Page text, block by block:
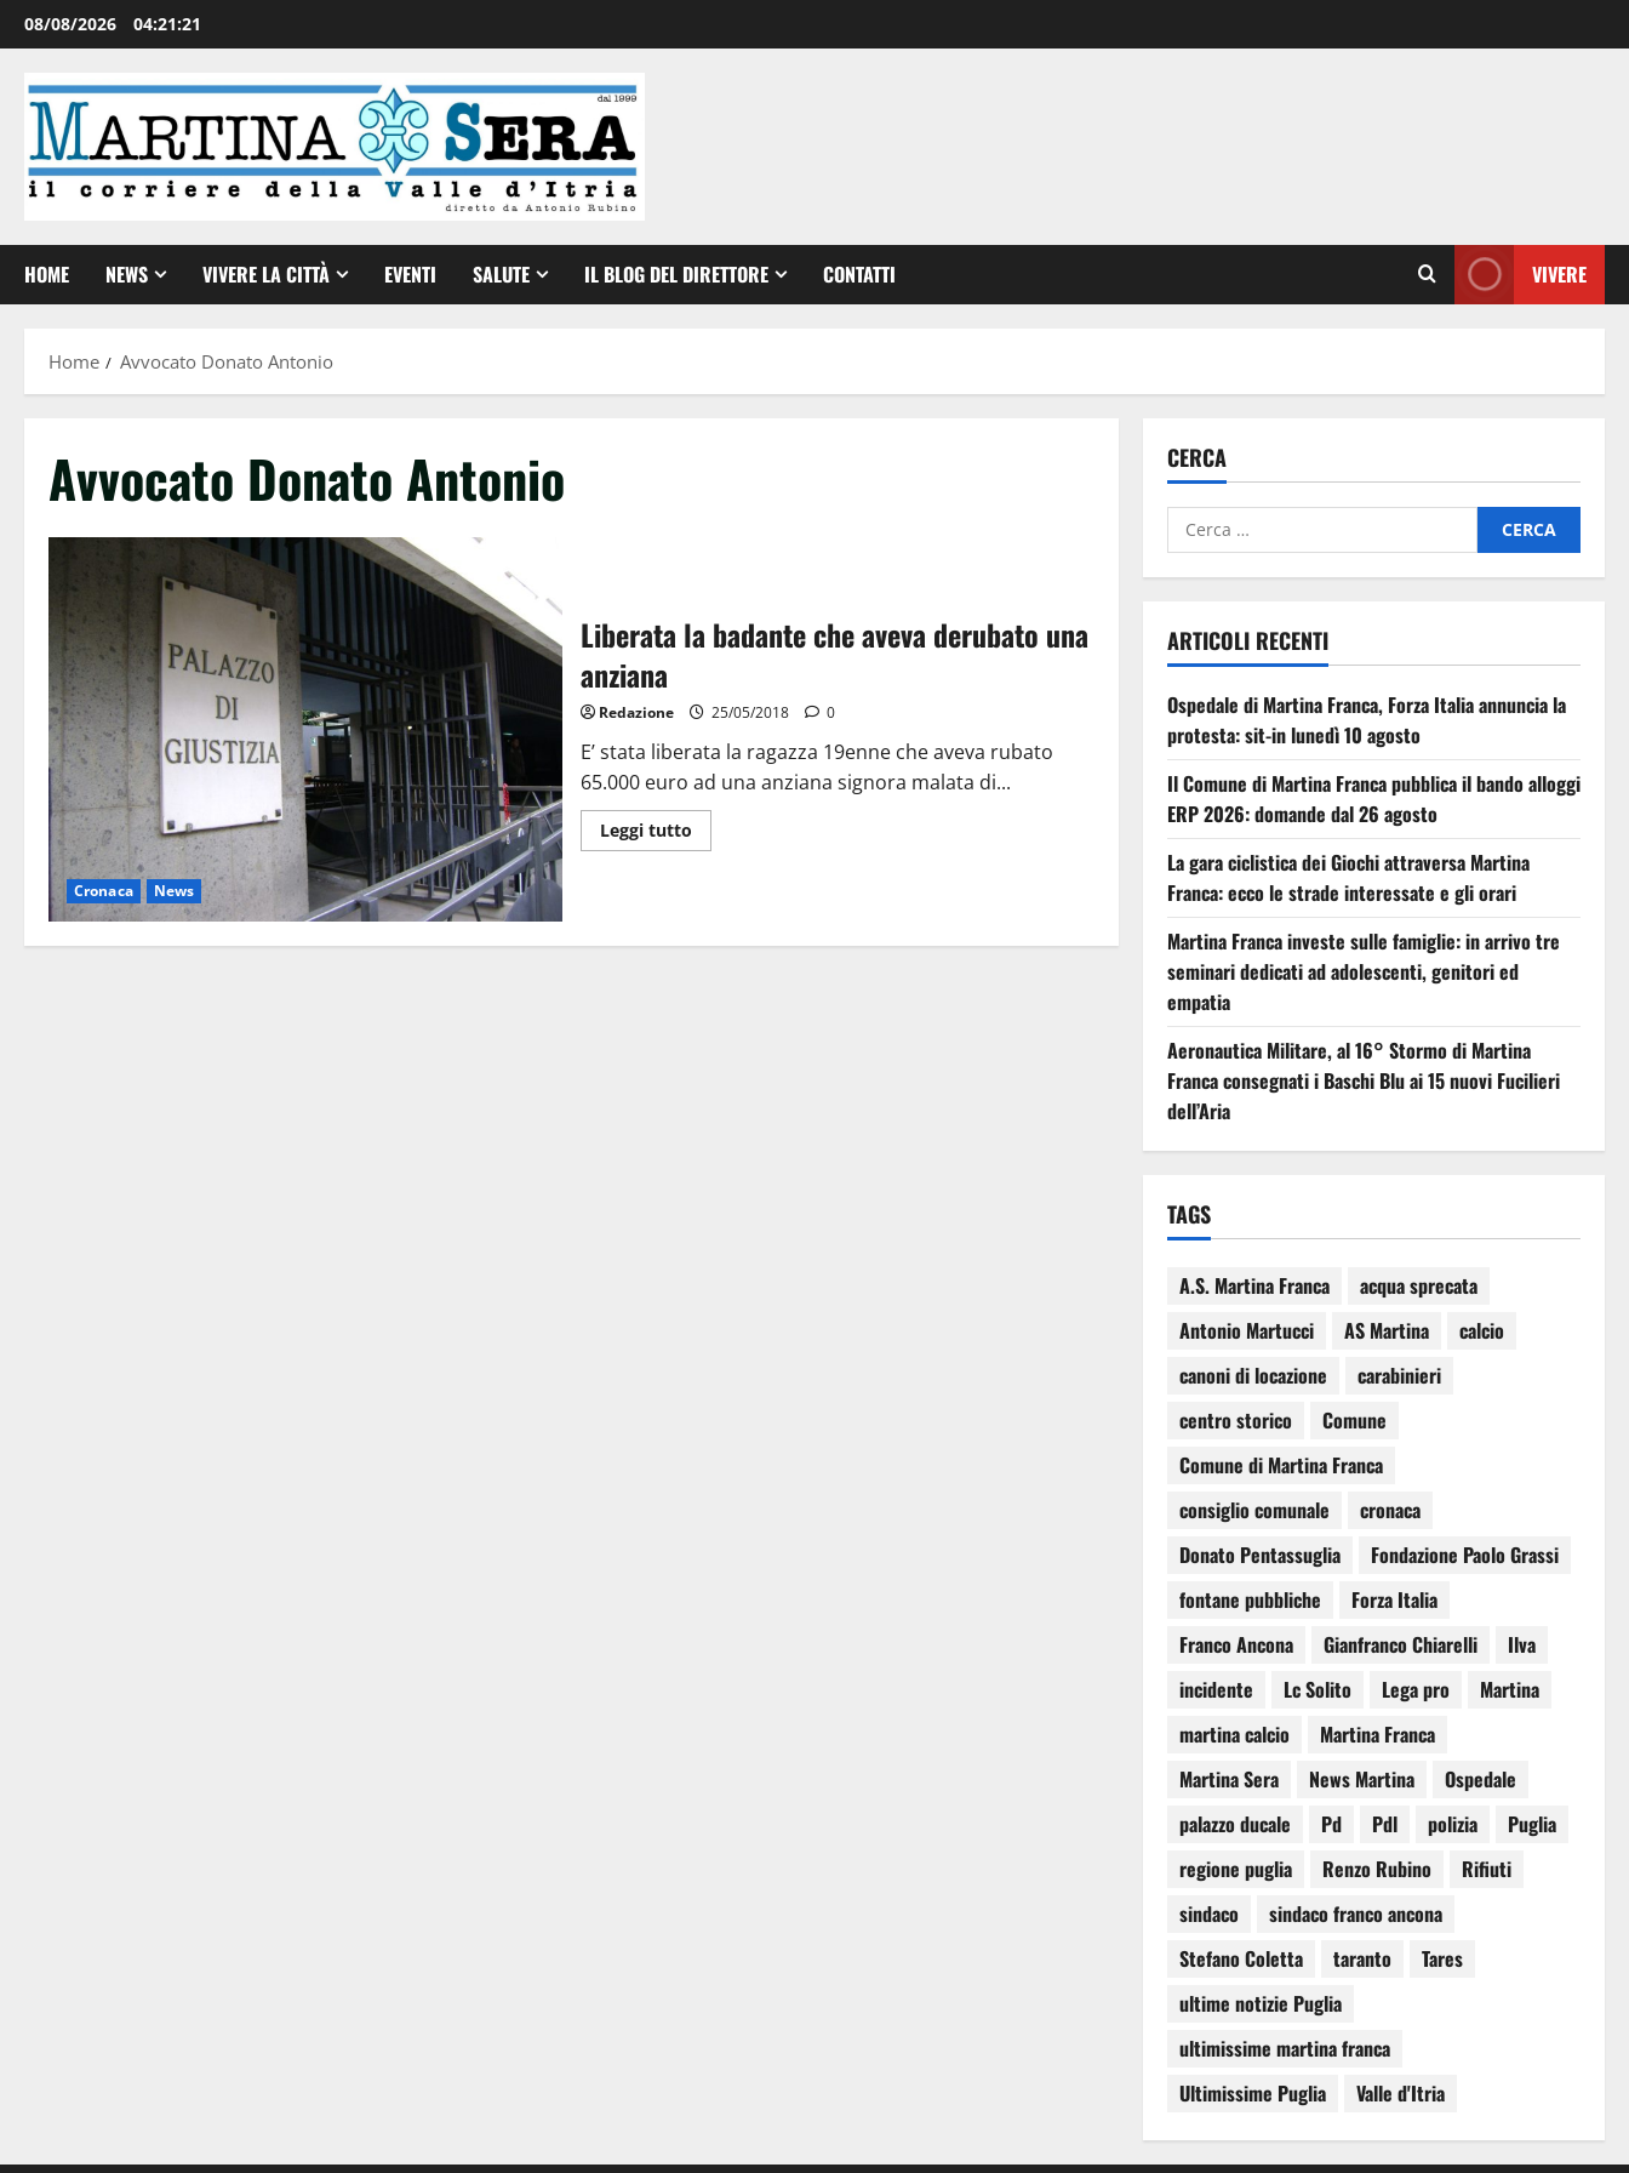
08/08/2026 04:21:21
HOME NEWS VIVERE LA CITTÀ EVENTI SALUTE IL BLOG DEL DIRETTORE CONTATTI VIVERE
Home Avvocato Donato Antonio
Avvocato Donato Antonio
Cronaca News
Liberata la badante che aveva derubato una
anziana
Redazione 25/05/2018 0
E’ stata liberata la ragazza 19enne che aveva rubato
65.000 euro ad una anziana signora malata di...
Leggi tutto
CERCA
ARTICOLI RECENTI
Ospedale di Martina Franca, Forza Italia annuncia la
protesta: sit-in lunedì 10 agosto
Il Comune di Martina Franca pubblica il bando alloggi
ERP 2026: domande dal 26 agosto
La gara ciclistica dei Giochi attraversa Martina
Franca: ecco le strade interessate e gli orari
Martina Franca investe sulle famiglie: in arrivo tre
seminari dedicati ad adolescenti, genitori ed
empatia
Aeronautica Militare, al 16° Stormo di Martina
Franca consegnati i Baschi Blu ai 15 nuovi Fucilieri
dell’Aria
TAGS
A.S. Martina Franca
acqua sprecata
Antonio Martucci
AS Martina
calcio
canoni di locazione
carabinieri
centro storico
Comune
Comune di Martina Franca
consiglio comunale
cronaca
Donato Pentassuglia
Fondazione Paolo Grassi
fontane pubbliche
Forza Italia
Franco Ancona
Gianfranco Chiarelli
Ilva
incidente
Lc Solito Lega pro
Martina
martina calcio
Martina Franca
Martina Sera
News Martina
Ospedale
palazzo ducale
Pd Pdl polizia
Puglia
regione puglia
Renzo Rubino
Rifiuti
sindaco
sindaco franco ancona
Stefano Coletta
taranto
Tares
ultime notizie Puglia
ultimissime martina franca
Ultimissime Puglia
Valle d'Itria